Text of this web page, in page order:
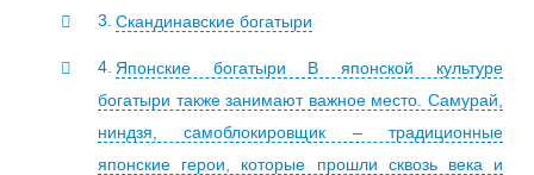
Скандинавские богатыри
Японские богатыри В японской культуре
богатыри также занимают важное место. Самурай,
ниндзя, самоблокировщик – традиционные
японские герои, которые прошли сквозь века и